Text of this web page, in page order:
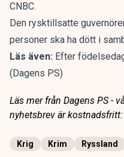
CNBC.
Den rysktillsatte
personer ska ha dött i
Läs även: Efter
(Dagens PS)
Läs mer från Dagens PS -
nyhetsbrev är kostnadsfritt:
Krig Krim Ryssland